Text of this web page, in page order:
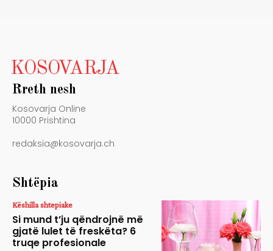
KOSOVARJA
Rreth nesh
Kosovarja Online
10000 Prishtina
redaksia@kosovarja.ch
Shtëpia
Këshilla shtepiake
Si mund t’ju qëndrojnë më
gjatë lulet të freskëta? 6
truqe profesionale